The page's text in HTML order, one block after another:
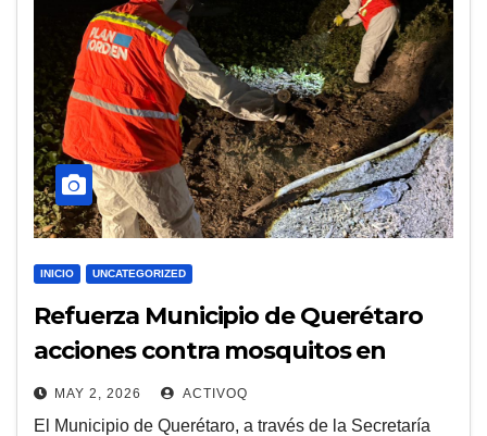
INICIO UNCATEGORIZED
Refuerza Municipio de Querétaro
acciones contra mosquitos en
Querétaro 2000 y zonas aledañas
MAY 2, 2026 ACTIVOQ
El Municipio de Querétaro, a través de la Secretaría